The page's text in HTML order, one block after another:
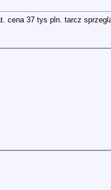
37 tys pln. tarcz